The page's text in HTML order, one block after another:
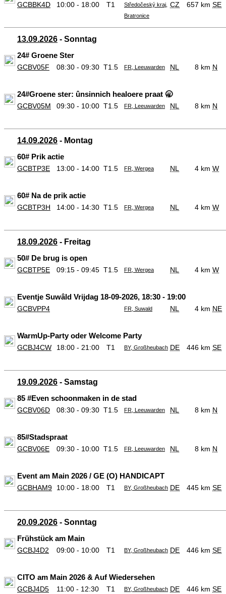
GCBBK4D 10:00 - 18:00 T1
Středočeský kraj,
Bratronice
CZ 657 km SE
13.09.2026 - Sonntag
24# Groene Ster
GCBV05F 08:30 - 09:30 T1.5 FR, Leeuwarden NL 8 km N
24#Groene ster: ûnsinnich healoere praat 🥱
GCBV05M 09:30 - 10:00 T1.5 FR, Leeuwarden NL 8 km N
14.09.2026 - Montag
60# Prik actie
GCBTP3E 13:00 - 14:00 T1.5 FR, Wergea NL 4 km W
60# Na de prik actie
GCBTP3H 14:00 - 14:30 T1.5 FR, Wergea NL 4 km W
18.09.2026 - Freitag
50# De brug is open
GCBTP5E 09:15 - 09:45 T1.5 FR, Wergea NL 4 km W
Eventje Suwâld Vrijdag 18-09-2026, 18:30 - 19:00
GCBVPP4 FR, Suwald NL 4 km NE
WarmUp-Party oder Welcome Party
GCBJ4CW 18:00 - 21:00 T1 BY, Großheubach DE 446 km SE
19.09.2026 - Samstag
85 #Even schoonmaken in de stad
GCBV06D 08:30 - 09:30 T1.5 FR, Leeuwarden NL 8 km N
85#Stadspraat
GCBV06E 09:30 - 10:00 T1.5 FR, Leeuwarden NL 8 km N
Event am Main 2026 / GE (O) HANDICAPT
GCBHAM9 10:00 - 18:00 T1 BY, Großheubach DE 445 km SE
20.09.2026 - Sonntag
Frühstück am Main
GCBJ4D2 09:00 - 10:00 T1 BY, Großheubach DE 446 km SE
CITO am Main 2026 & Auf Wiedersehen
GCBJ4D5 11:00 - 12:30 T1 BY, Großheubach DE 446 km SE